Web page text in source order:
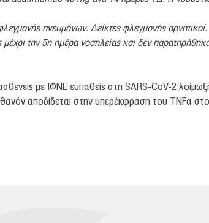
πνευμόνων. Δείκτες φλεγμονής
την 5η ημέρα νοσηλείας και δεν
με ΙΦΝΕ ευπαθείς στη SARS-CoV-2
αποδίδεται στην υπερέκφραση του TNFα